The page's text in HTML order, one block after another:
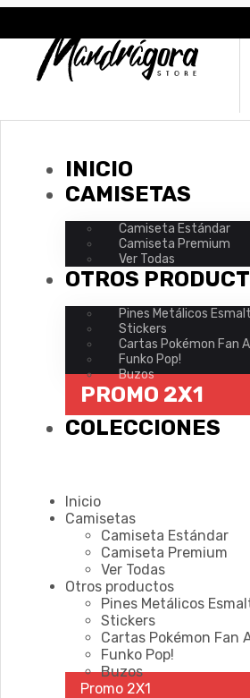
INICIO
CAMISETAS
Camiseta Estándar
Camiseta Premium
Ver Todas
OTROS
Pines Metálicos
Stickers
Cartas Pokémon Fan
Funko Pop!
Buzos
PROMO 2X1
COLECCIONES
Inicio
Camisetas
Camiseta Estándar
Camiseta Premium
Ver Todas
Otros productos
Pines Metálicos
Stickers
Cartas Pokémon Fan
Funko Pop!
Buzos
Promo 2X1